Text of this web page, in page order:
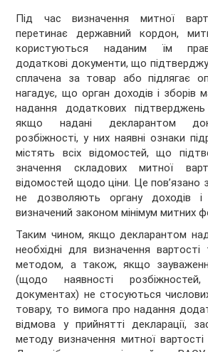
Під час визначення митної
перетинає державний кордон,
користуються наданим їм
додаткові документи, що
сплачена за товар або підлягає
нагадує, що орган доходів і зборів
надання додаткових
якщо надані декларантом
розбіжності, у них наявні ознаки
містять всіх відомостей, що
значення складових митної
відомостей щодо ціни. Це пов’язано
не дозволяють органу доходів і
визначений законом мінімум митних
Таким чином, якщо декларантом
необхідні для визначення
методом, а також, якщо
(щодо наявності
документах) не стосуються
товару, то вимога про надання
відмова у прийнятті декларації,
методу визначення митної